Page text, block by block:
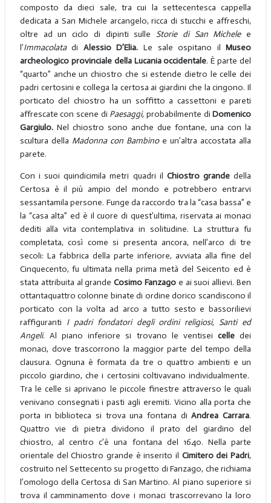
composto da dieci sale, tra cui la settecentesca cappella
dedicata a San Michele arcangelo, ricca di stucchi e affreschi,
oltre ad un ciclo di dipinti sulleStorie di San Michele e
l’Immacolatadi Alessio D’Elia. Le sale ospitano ilMuseo
archeologico provinciale della Lucania occidentale. È parte del
“quarto” anche un chiostro che si estende dietro le celle dei
padri certosini e collega la certosa ai giardini che la cingono. Il
porticato del chiostro ha un soffitto a cassettoni e pareti
affrescate con scene di Paesaggi, probabilmente diDomenico
Gargiulo. Nel chiostro sono anche due fontane, una con la
scultura della Madonna con Bambinoe un’altra accostata alla
parete.
Con i suoi quindicimila metri quadri il Chiostro grande della
Certosa è il più ampio del mondo e potrebbero entrarvi
sessantamila persone. Funge da raccordo tra la “casa bassa” e
la “casa alta” ed è il cuore di quest’ultima, riservata ai monaci
dediti alla vita contemplativa in solitudine. La struttura fu
completata, così come si presenta ancora, nell’arco di tre
secoli: La fabbrica della parte inferiore, avviata alla fine del
Cinquecento, fu ultimata nella prima metà del Seicento ed è
stata attribuita al grandeCosimo Fanzago e ai suoi allievi. Ben
ottantaquattro colonne binate di ordine dorico scandiscono il
porticato con la volta ad arco a tutto sesto e bassorilievi
raffiguranti I padri fondatori degli ordini religiosi, Santi ed
Angeli. Al piano inferiore si trovano le ventisei celledei
monaci, dove trascorrono la maggior parte del tempo della
clausura. Ognuna è formata da tre o quattro ambienti e un
piccolo giardino, che i certosini coltivavano individualmente.
Tra le celle si aprivano le piccole finestre attraverso le quali
venivano consegnati i pasti agli eremiti. Vicino alla porta che
porta in biblioteca si trova una fontana diAndrea Carrara.
Quattro vie di pietra dividono il prato del giardino del
chiostro, al centro c’è una fontana del 1640. Nella parte
orientale del Chiostro grande è inserito il Cimitero dei Padri,
costruito nel Settecento su progetto di Fanzago, che richiama
l’omologo della Certosa di San Martino. Al piano superiore si
trova il camminamento dove i monaci trascorrevano la loro